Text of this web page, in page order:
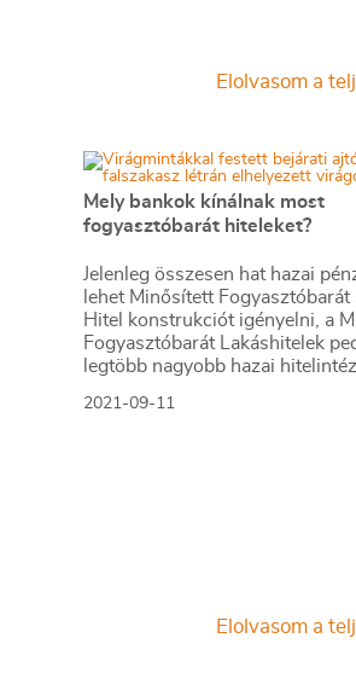
Elolvasom a
Mely bankok kínálnak most
fogyasztóbarát hiteleket?
Jelenleg összesen hat hazai
lehet Minősített Fogyasztóbarát
Hitel konstrukciót igényelni, a
Fogyasztóbarát Lakáshitelek
legtöbb nagyobb hazai
2021-09-11
Elolvasom a